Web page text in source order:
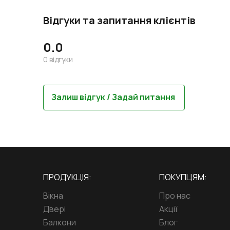
Відгуки та запитання клієнтів
0.0
0 відгуки
Залиш відгук / Задай питання
ПРОДУКЦІЯ:
Вікна
Двері
Балкони
ПОКУПЦЯМ:
Про нас
Акції
Блог